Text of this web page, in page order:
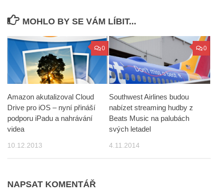
MOHLO BY SE VÁM LÍBIT...
0
Amazon akutalizoval Cloud
Drive pro iOS – nyní přináší
podporu iPadu a nahrávání
videa
10.12.2013
0
Southwest Airlines budou
nabízet streaming hudby z
Beats Music na palubách
svých letadel
4.11.2014
NAPSAT KOMENTÁŘ